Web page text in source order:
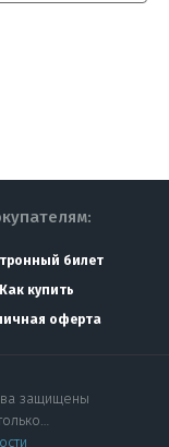
билет
Как купить
оферта
защищены